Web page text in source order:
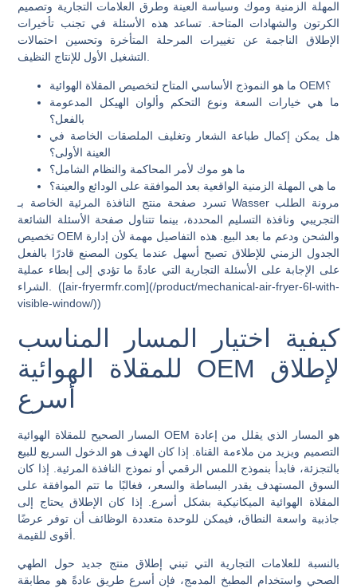
المهلة الزمنية وموك وسياسة العينة وطرق العلامات التجارية وتصميم
الكرتون والشهادات المتاحة. تساعد هذه الأسئلة في تجنب تأخيرات
الإطلاق الناجمة عن تغييرات المرحلة المتأخرة وتحسين احتمالات
ما هي خيارات السعة ونوع التحكم وألوان الهيكل المدعومة
بالفعل؟
هل يمكن إكمال طباعة الشعار وتغليف الملصقات الخاصة في
العينة الأولى؟
ما هو موك لأمر المحاكمة والنظام الشامل؟
ما هي المهلة الزمنية الواقعية بعد الموافقة على الودائع والعينة؟
تسرد صفحة منتج النافذة المرئية الخاصة بـ Wasser مرونة الطلب
التجريبي ونافذة التسليم المحددة، بينما تتناول صفحة الأسئلة الشائعة
تخصيص OEM والشحن ودعم ما بعد البيع. هذه التفاصيل مهمة لأن إدارة
الجدول الزمني للإطلاق تصبح أسهل عندما يكون المصنع قادرًا بالفعل
على الإجابة على الأسئلة التجارية التي عادةً ما تؤدي إلى إبطاء عملية
الشراء. ([air-fryermfr.com](/product/mechanical-air-fryer-6l-with-
visible-window/))
كيفية اختيار المسار المناسب
للمقلاة الهوائية OEM لإطلاق
المسار الصحيح للمقلاة الهوائية OEM هو المسار الذي يقلل من إعادة
التصميم ويزيد من ملاءمة القناة. إذا كان الهدف هو الدخول السريع للبيع
بالتجزئة، فابدأ بنموذج اللمس الرقمي أو نموذج النافذة المرئية. إذا كان
السوق المستهدف يقدر البساطة والسعر، فغالبًا ما تتم الموافقة على
المقلاة الهوائية الميكانيكية بشكل أسرع. إذا كان الإطلاق يحتاج إلى
جاذبية واسعة النطاق، فيمكن للوحدة متعددة الوظائف أن توفر عرضًا
بالنسبة للعلامات التجارية التي تبني إطلاق منتج جديد حول الطهي
الصحي واستخدام المطبخ المدمج، فإن أسرع طريق عادةً هو مطابقة